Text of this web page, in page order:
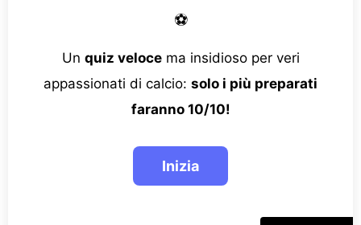
⚽
Un quiz velocema insidioso per veri
appassionati di calcio: solo i più preparati
faranno 10/10!